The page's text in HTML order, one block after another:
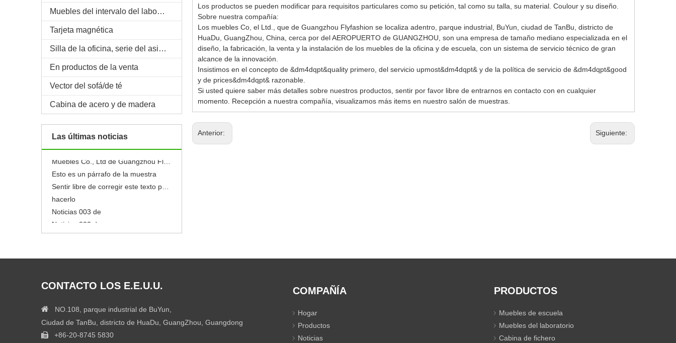
Muebles del intervalo del laboratorio/del sitio
Tarjeta magnética
Silla de la oficina, serie del asiento del &Theater del auditorio
En productos de la venta
Vector del sofá/de té
Cabina de acero y de madera
Las últimas noticias
Noticias 001 de
Noticias 005 de
Esto es un párrafo de la muestra
hacerlo
Noticias 003 de
Noticias 002 de
Noticias 001 de
Noticias 005 de
Los productos se pueden modificar para requisitos particulares como su petición, tal como su talla, su material. Coulour y su diseño.
Sobre nuestra compañía:
Los muebles Co, el Ltd., que de Guangzhou Flyfashion se localiza adentro, parque industrial, BuYun, ciudad de TanBu, districto de
HuaDu, GuangZhou, China, cerca por del AEROPUERTO de GUANGZHOU, son una empresa de tamaño mediano especializada en el
diseño, la fabricación, la venta y la instalación de los muebles de la oficina y de escuela, con un sistema de servicio técnico de gran
alcance de la innovación.
Insistimos en el concepto de &dm4dqpt&quality primero, del servicio upmost&dm4dqpt& y de la política de servicio de &dm4dqpt&good
y de prices&dm4dqpt& razonable.
Si usted quiere saber más detalles sobre nuestros productos, sentir por favor libre de entrarnos en contacto con en cualquier
momento. Recepción a nuestra compañía, visualizamos más items en nuestro salón de muestras.
Anterior: Siguiente:
CONTACTO LOS E.E.U.U.
 NO.108, parque industrial de BuYun,
Ciudad de TanBu, districto de HuaDu, GuangZhou, Guangdong
 +86-20-8745 5830
COMPAÑÍA
Hogar
Productos
Noticias
PRODUCTOS
Muebles de escuela
Muebles del laboratorio
Cabina de fichero